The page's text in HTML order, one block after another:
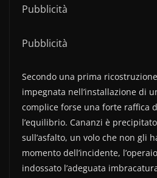
Pubblicità
Pubblicità
Secondo una prima
impegnata nell’installazione di
complice forse una forte raffica
l’equilibrio. Cananzi è
sull’asfalto, un volo che non gli
momento dell’incidente,
indossato l’adeguata